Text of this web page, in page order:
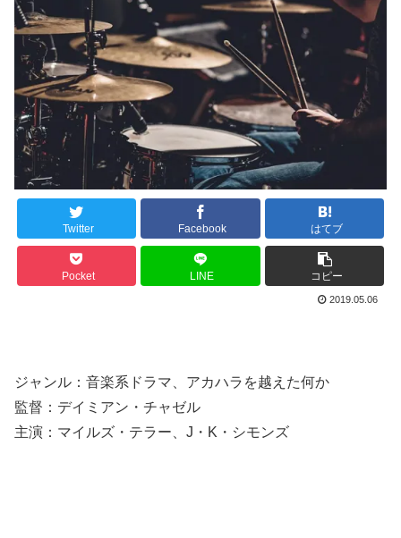
Twitter Facebook はてブ
Pocket LINE コピー
2019.05.06
ジャンル：音楽系ドラマ、アカハラを越えた何か
監督：デイミアン・チャゼル
主演：マイルズ・テラー、J・K・シモンズ